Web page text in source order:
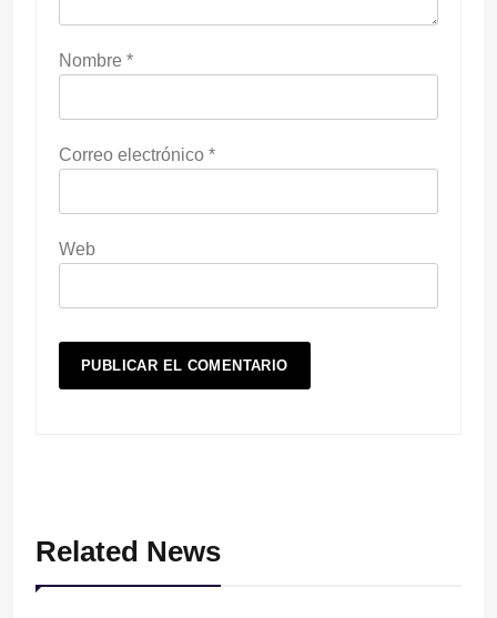
Nombre *
Correo electrónico *
Web
Related News